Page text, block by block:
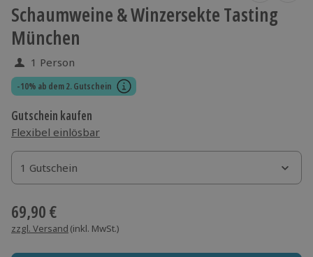
Schaumweine & Winzersekte Tasting
München
1 Person
-10% ab dem 2. Gutschein
Gutschein kaufen
Flexibel einlösbar
1 Gutschein
1 Gutschein
1 Gutschein
69,90 €
zzgl. Versand (inkl. MwSt.)